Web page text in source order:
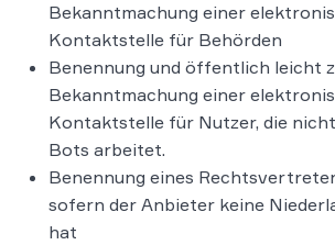
Bekanntmachung einer
Kontaktstelle für Behörden
Benennung und öffentlich leicht
Bekanntmachung einer
Kontaktstelle für Nutzer, die
Bots arbeitet.
Benennung eines
sofern der Anbieter keine
hat